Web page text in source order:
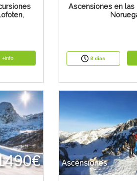
+info
Ascensiones en las
8 días
Ascensiones